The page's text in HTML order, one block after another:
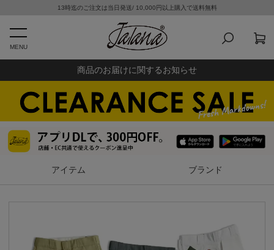
13時迄のご注文は当日発送/ 10,000円以上購入で送料無料
MENU
商品のお届けに関するお知らせ
アイテム ブランド